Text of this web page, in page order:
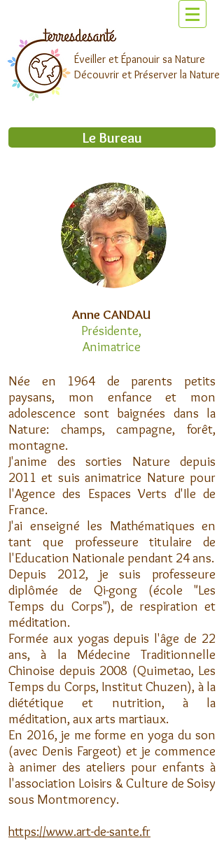
Éveiller et Épanouir sa Nature
Découvrir et Préserver la Nature
Le Bureau
Anne CANDAU
Présidente,
Animatrice
Née en 1964 de parents petits
paysans, mon enfance et mon
adolescence sont baignées dans la
Nature: champs, campagne, forêt,
montagne.
J'anime des sorties Nature depuis
2011 et suis animatrice Nature pour
l'Agence des Espaces Verts d'Ile de
France.
J'ai enseigné les Mathématiques en
tant que professeure titulaire de
l'Education Nationale pendant 24 ans.
Depuis 2012, je suis professeure
diplômée de Qi-gong (école "Les
Temps du Corps"), de respiration et
méditation.
Formée aux yogas depuis l'âge de 22
ans, à la Médecine Traditionnelle
Chinoise depuis 2008 (Quimetao, Les
Temps du Corps, Institut Chuzen), à la
diététique et nutrition, à la
méditation, aux arts martiaux.
En 2016, je me forme en yoga du son
(avec Denis Fargeot) et je commence
à animer des ateliers pour enfants à
l'association Loisirs & Culture de Soisy
sous Montmorency.
https://www.art-de-sante.fr